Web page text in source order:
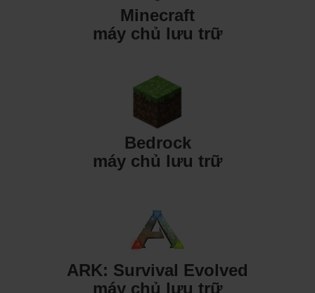
Minecraft
máy chủ lưu trữ
Bedrock
máy chủ lưu trữ
ARK: Survival Evolved
máy chủ lưu trữ